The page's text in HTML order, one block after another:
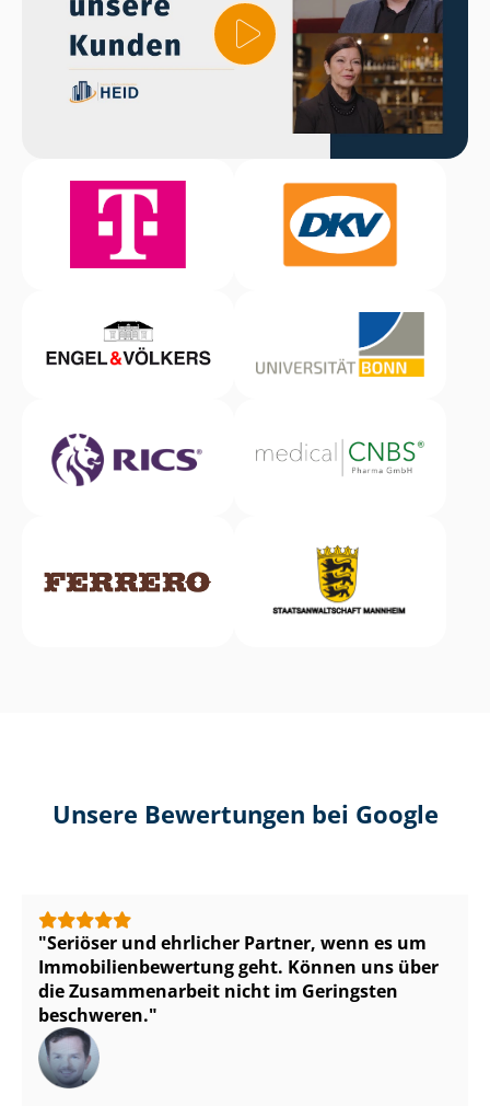
Unsere Bewertungen bei Google
Seriöser und ehrlicher Partner, wenn es um
Im­mo­bi­li­en­be­wer­tung geht. Können uns über
die Zusammenarbeit nicht im Geringsten
beschweren.